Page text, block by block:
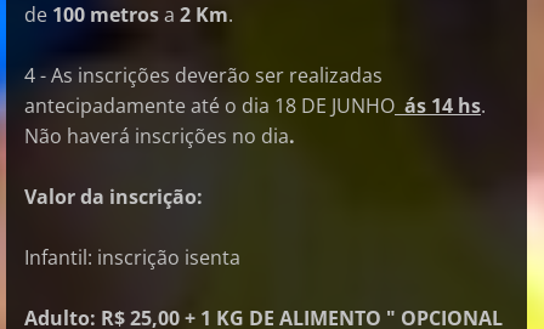
de 100 metrosa 2 Km.
4 - As inscrições deverão ser realizadas
antecipadamente até o dia 18 DE JUNHO ás 14 hs.
Não haverá inscrições no dia.
Valor da inscrição:
Infantil: inscrição isenta
Adulto: R$ 25,00 + 1 KG DE ALIMENTO " OPCIONAL